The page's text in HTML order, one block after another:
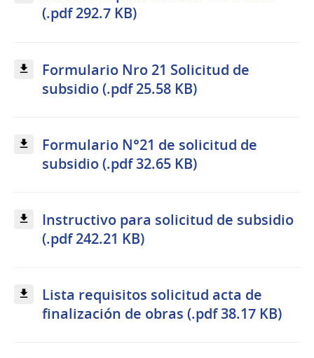
(.pdf 292.7 KB)
Formulario Nro 21 Solicitud de
subsidio (.pdf 25.58 KB)
Formulario N°21 de solicitud de
subsidio (.pdf 32.65 KB)
Instructivo para solicitud de subsidio
(.pdf 242.21 KB)
Lista requisitos solicitud acta de
finalización de obras (.pdf 38.17 KB)